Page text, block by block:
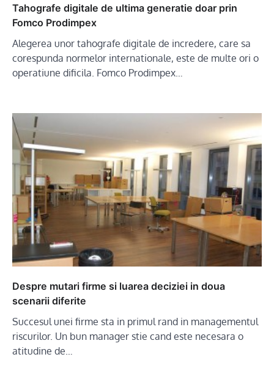
Tahografe digitale de ultima generatie doar prin
Fomco Prodimpex
Alegerea unor tahografe digitale de incredere, care sa
corespunda normelor internationale, este de multe ori o
operatiune dificila. Fomco Prodimpex…
Despre mutari firme si luarea deciziei in doua
scenarii diferite
Succesul unei firme sta in primul rand in managementul
riscurilor. Un bun manager stie cand este necesara o
atitudine de…